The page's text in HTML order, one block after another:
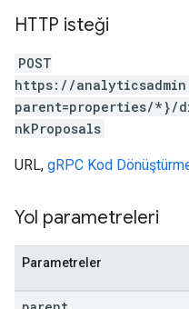
HTTP isteği
POST
https://
parent=properties/*}/
nkProposals
URL, gRPC Kod
Yol parametreleri
Parametreler